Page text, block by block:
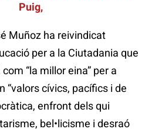
Puig,
Muñoz ha reivindicat
per a la Ciutadania que
“la millor eina” per a
“valors cívics, pacífics i de
enfront dels qui
bel•licisme i desraó